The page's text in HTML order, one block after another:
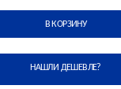
В КОРЗИНУ
НАШЛИ ДЕШЕВЛЕ?